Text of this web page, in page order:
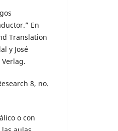
En
Translation
y José
8, no.
o con